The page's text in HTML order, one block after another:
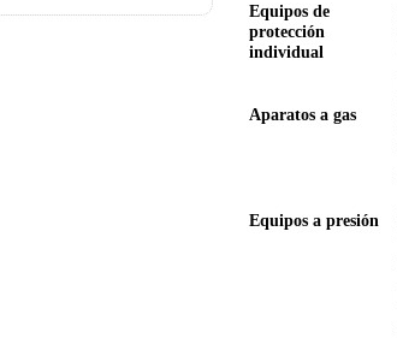
Equipos de
protección
individual
Aparatos a gas
Equipos a presión